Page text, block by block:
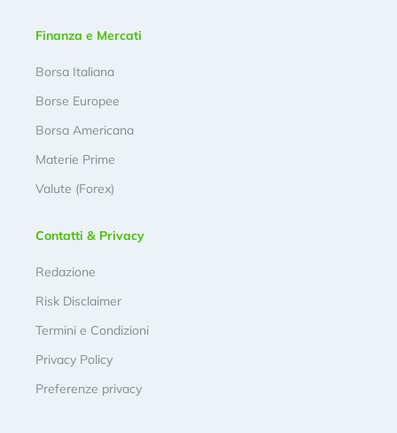
Finanza e Mercati
Borsa Italiana
Borse Europee
Borsa Americana
Materie Prime
Valute (Forex)
Contatti & Privacy
Redazione
Risk Disclaimer
Termini e Condizioni
Privacy Policy
Preferenze privacy